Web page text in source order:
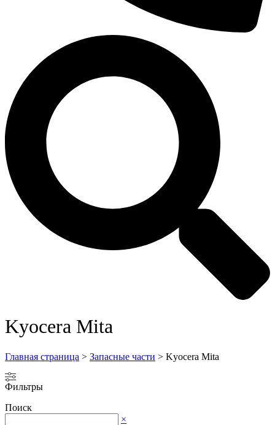
Kyocera Mita
Главная страница > Запасные части > Kyocera Mita
Фильтры
Поиск
×